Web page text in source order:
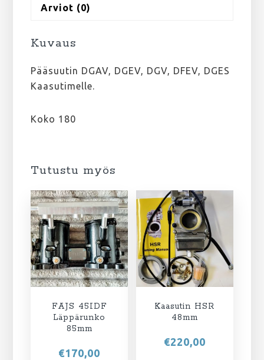
Arviot (0)
Kuvaus
Pääsuutin DGAV, DGEV, DGV, DFEV, DGES
Kaasutimelle.
Koko 180
Tutustu myös
FAJS 45IDF
Läppärunko
85mm
€170,00
Kaasutin HSR
48mm
€220,00